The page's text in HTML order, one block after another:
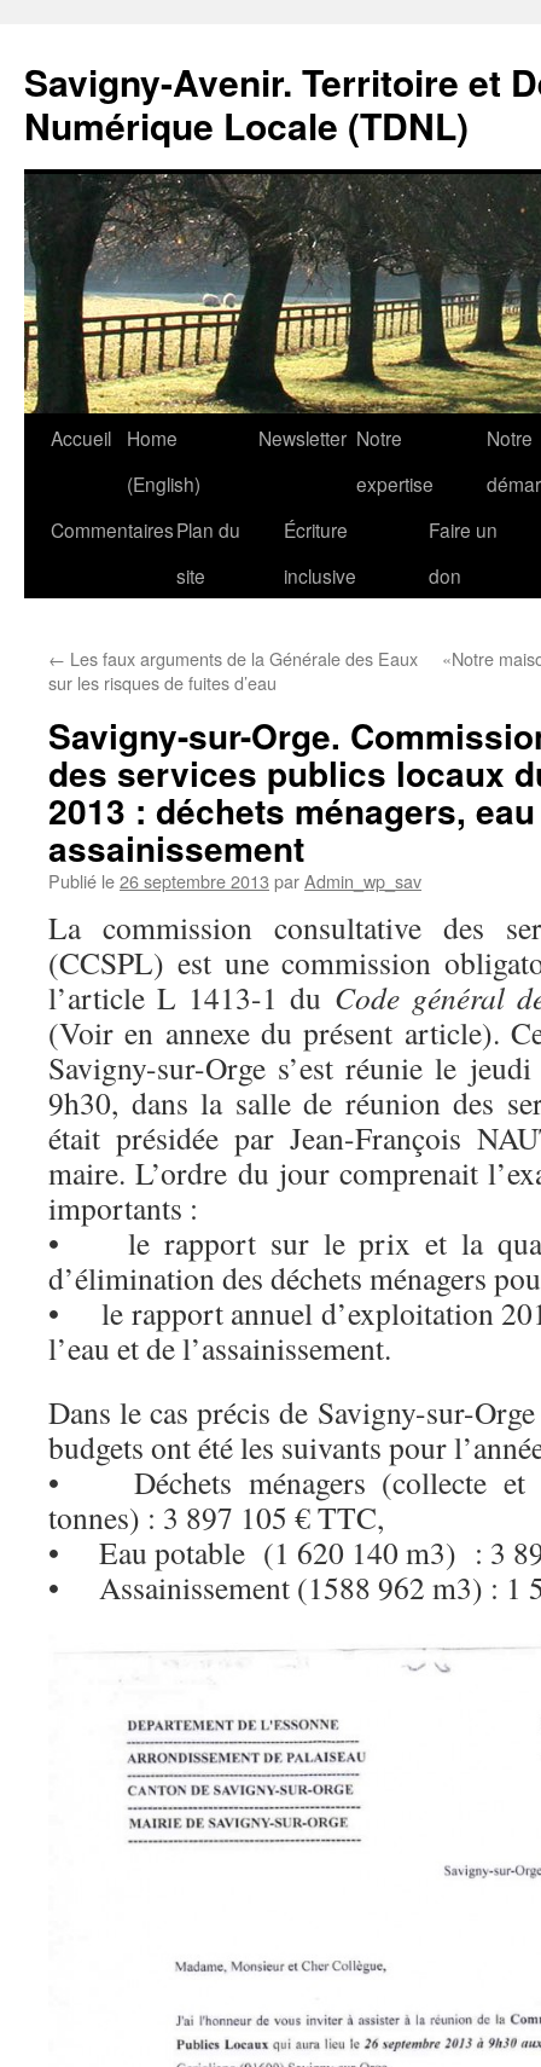
Savigny-Avenir. Territoire et
Numérique Locale (TDNL)
Aller
contenu
Accueil
Home
(English)
Newsletter Notre
expertise
Notre
CommentairesPlan du
site
Écriture
inclusive
Faire un
don
← Les faux arguments de la Générale des Eaux
sur les risques de fuites d’eau
«Notre
Savigny-sur-Orge.
des services publics locaux
2013 : déchets ménagers,
assainissement
Publié le26 septembre 2013 parAdmin_wp_sav
La commission consultative des
(CCSPL) est une commission
l’article L 1413-1 du Code général
(Voir en annexe du présent article).
Savigny-sur-Orge s’est réunie le
9h30, dans la salle de réunion des
était présidée par Jean-François
maire. L’ordre du jour comprenait
importants :
• le rapport sur le prix et la
d’élimination des déchets ménagers
• le rapport annuel d’exploitation
l’eau et de l’assainissement.
Dans le cas précis de Savigny-sur-
budgets ont été les suivants pour
• Déchets ménagers (collecte et
tonnes) : 3 897 105 € TTC,
• Eau potable (1 620 140 m3) : 3
• Assainissement (1588 962 m3) : 1